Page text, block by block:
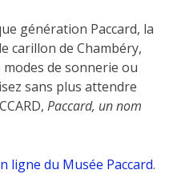
génération Paccard, la
carillon de Chambéry,
modes de sonnerie ou
sans plus attendre
Paccard, un nom
ligne du Musée Paccard.